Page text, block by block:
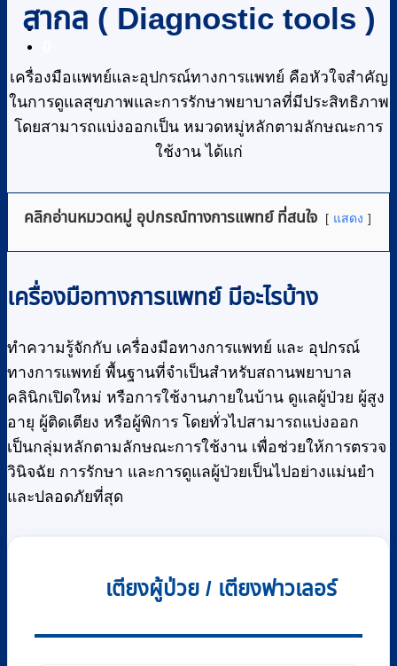
สากล ( Diagnostic tools )
เครื่องมือแพทย์และอุปกรณ์ทางการแพทย์ คือหัวใจสำคัญ
ในการดูแลสุขภาพและการรักษาพยาบาลที่มีประสิทธิภาพ
โดยสามารถแบ่งออกเป็น หมวดหมู่หลักตามลักษณะการ
ใช้งาน ได้แก่
คลิกอ่านหมวดหมู่ อุปกรณ์ทางการแพทย์ ที่สนใจ แสดง
เครื่องมือทางการแพทย์ มีอะไรบ้าง
ทำความรู้จักกับ เครื่องมือทางการแพทย์ และ อุปกรณ์
ทางการแพทย์ พื้นฐานที่จำเป็นสำหรับสถานพยาบาล
คลินิกเปิดใหม่ หรือการใช้งานภายในบ้าน ดูแลผู้ป่วย ผู้สูง
อายุ ผู้ติดเตียง หรือผู้พิการ โดยทั่วไปสามารถแบ่งออก
เป็นกลุ่มหลักตามลักษณะการใช้งาน เพื่อช่วยให้การตรวจ
วินิจฉัย การรักษา และการดูแลผู้ป่วยเป็นไปอย่างแม่นยำ
และปลอดภัยที่สุด
เตียงผู้ป่วย / เตียงฟาวเลอร์